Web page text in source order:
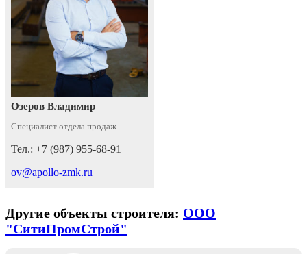
Озеров Владимир
Специалист отдела продаж
Тел.: +7 (987) 955-68-91
ov@apollo-zmk.ru
Другие объекты строителя: ООО
"СитиПромСтрой"